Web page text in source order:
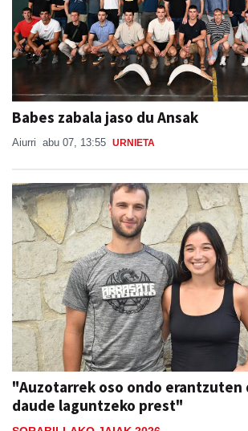
Babes zabala jaso du Ansak
Aiurri abu 07, 13:55 URNIETA
"Auzotarrek oso ondo
daude laguntzeko prest"